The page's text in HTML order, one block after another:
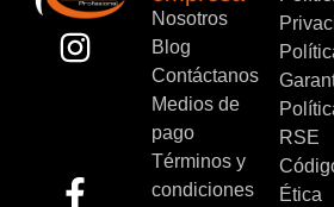
Nosotros
Blog
Contáctanos
Medios de
pago
Términos y
condiciones
RSE
Ética